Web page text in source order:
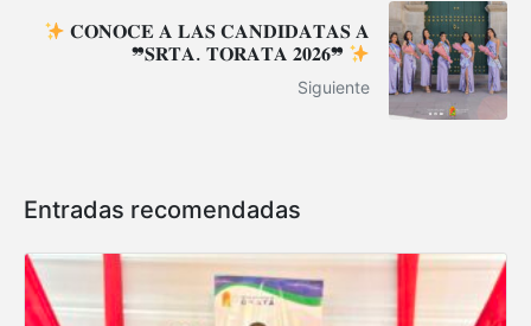
𝐂𝐎𝐍𝐎𝐂𝐄 𝐀 𝐋𝐀𝐒 𝐂𝐀𝐍𝐃𝐈𝐃𝐀𝐓𝐀𝐒 𝐀
❞𝐒𝐑𝐓𝐀. 𝐓𝐎𝐑𝐀𝐓𝐀 𝟐𝟎𝟐𝟔❞
Siguiente
Entradas recomendadas